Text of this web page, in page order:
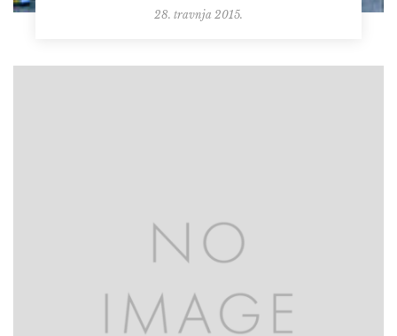
28. travnja 2015.